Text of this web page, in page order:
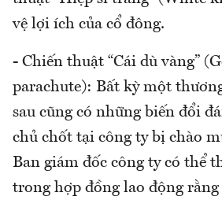
vệ lợi ích của cổ đông.
- Chiến thuật “Cái dù vàng”
parachute): Bất kỳ một
sau cũng có những biến đổi
chủ chốt tại công ty bị chào
Ban giám đốc công ty có thể
trong hợp đồng lao động